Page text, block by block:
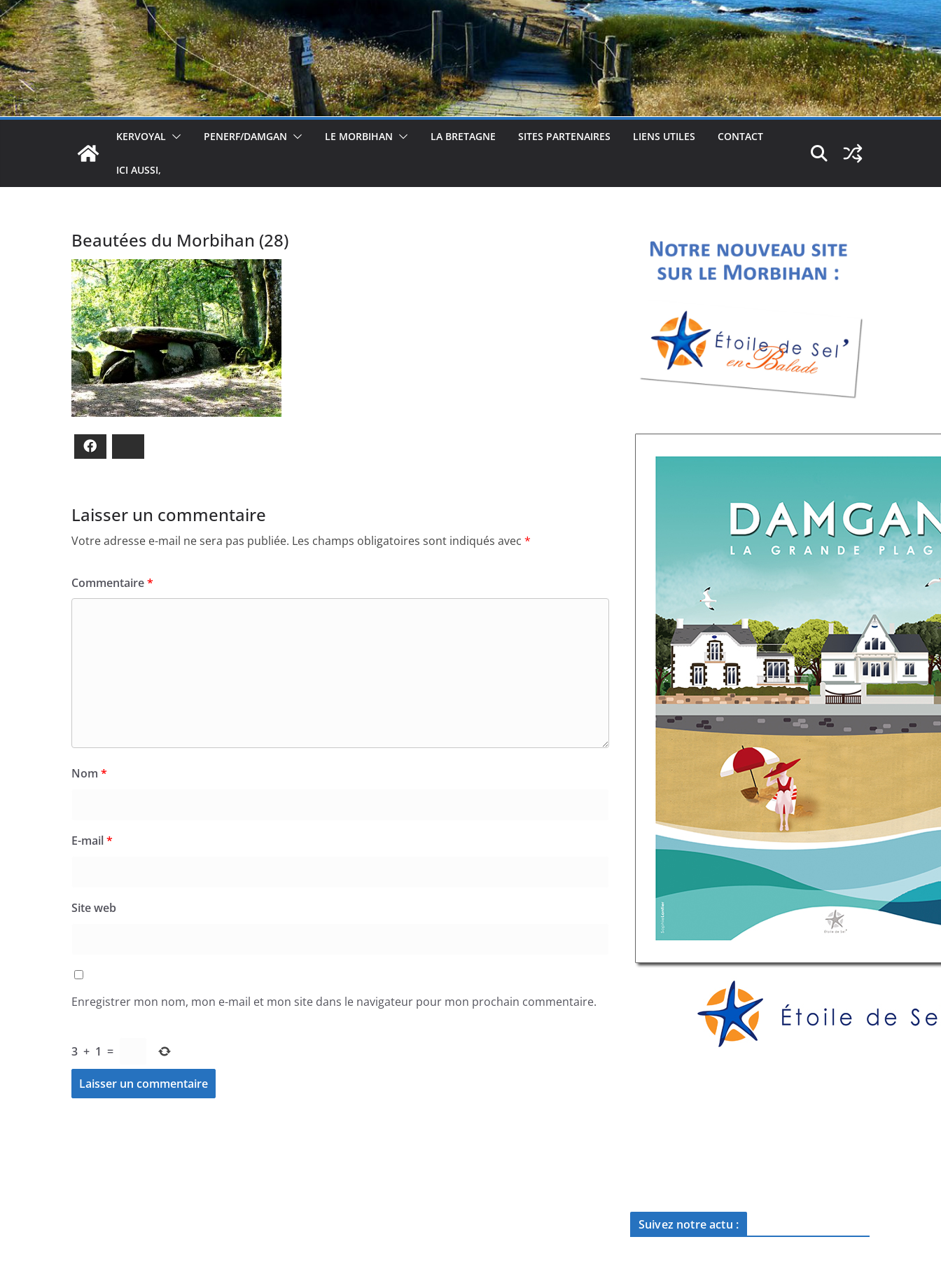
KERVOYAL PENERF/DAMGAN LE MORBIHAN LA BRETAGNE SITES PARTENAIRES LIENS UTILES CONTACT
ICI AUSSI,
Beautées du Morbihan (28)
Laisser un commentaire
Votre adresse e-mail ne sera pas publiée. Les champs obligatoires sont indiqués avec *
Commentaire*
Nom *
E-mail*
Site web
Enregistrer mon nom, mon e-mail et mon site dans le navigateur pour mon prochain commentaire.
3 + 1 =
Suivez notre actu :